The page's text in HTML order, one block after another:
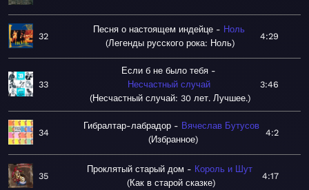
32
Песня о настоящем индейце
Ноль
Легенды русского рока: Ноль
4:29
33
Если б не было тебя
Несчастный случай
Несчастный случай: 30 лет. Лучшее.
3:46
34
Гибралтар-лабрадор
Вячеслав Бутусов
Избранное
4:2
35
Проклятый старый дом
Король и Шут
Как в старой сказке
4:17